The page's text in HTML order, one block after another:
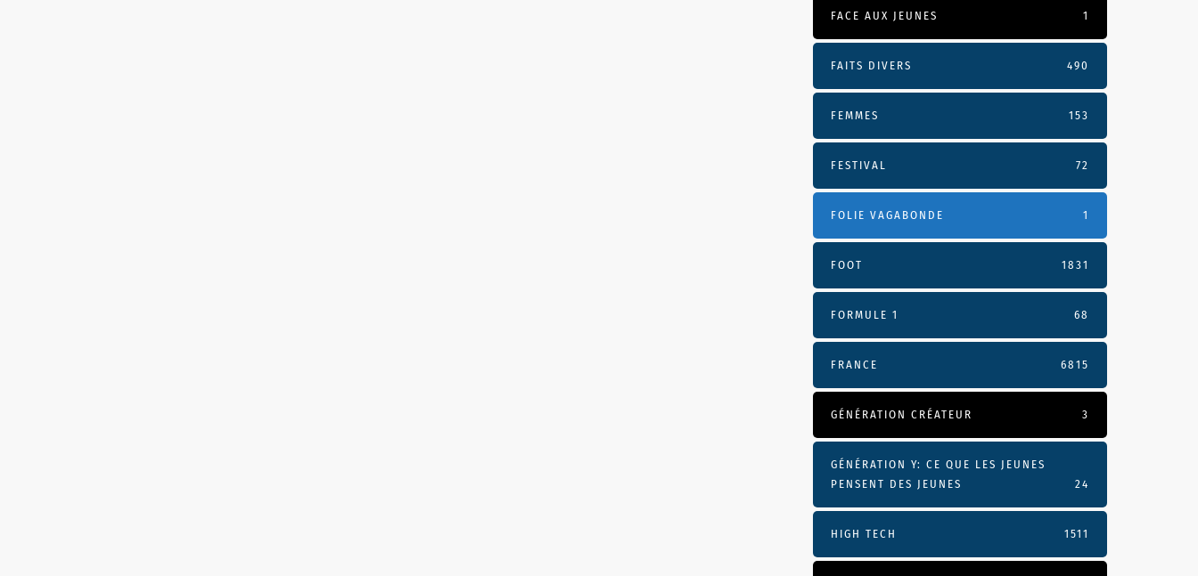
FACE AUX JEUNES 1
FAITS DIVERS 490
FEMMES 153
FESTIVAL 72
FOLIE VAGABONDE 1
FOOT 1831
FORMULE 1 68
FRANCE 6815
GÉNÉRATION CRÉATEUR 3
GÉNÉRATION Y: CE QUE LES JEUNES
PENSENT DES JEUNES
24
HIGH TECH 1511